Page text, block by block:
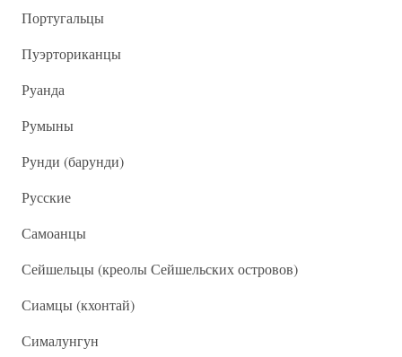
Португальцы
Пуэрториканцы
Руанда
Румыны
Рунди (барунди)
Русские
Самоанцы
Сейшельцы (креолы Сейшельских островов)
Сиамцы (кхонтай)
Сималунгун